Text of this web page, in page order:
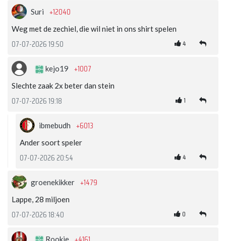
Suri +12040
Weg met de zechiel, die wil niet in ons shirt spelen
07-07-2026 19:50 4
kejo19 +1007
Slechte zaak 2x beter dan stein
07-07-2026 19:18 1
ibmebudh +6013
Ander soort speler
07-07-2026 20:54 4
groenekikker +1479
Lappe, 28 miljoen
07-07-2026 18:40 0
Rookie